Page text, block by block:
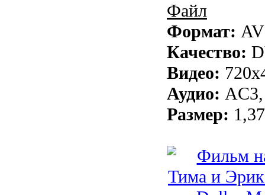
Файл
Формат:
Качество:
Видео:
Аудио:
Размер: